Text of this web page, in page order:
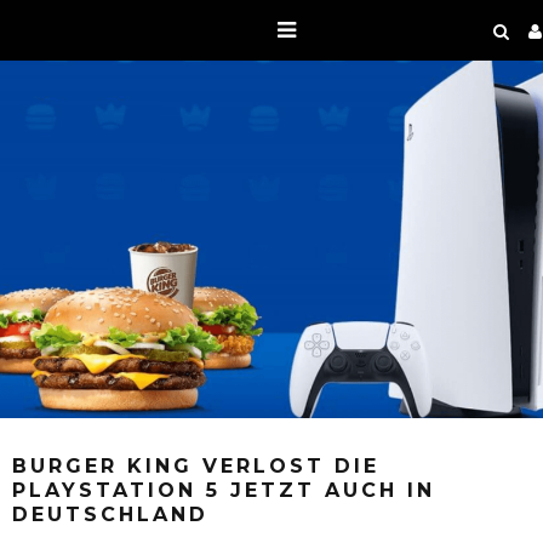
BURGER KING VERLOST DIE
PLAYSTATION 5 JETZT AUCH IN
DEUTSCHLAND